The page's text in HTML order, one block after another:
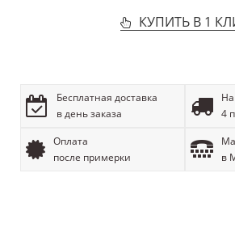
КУПИТЬ В 1
Бесплатная доставка
в день заказа
4
Оплата
после примерки
в